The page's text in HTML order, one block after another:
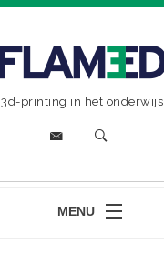
3d-printing in het onderwijs
MENU